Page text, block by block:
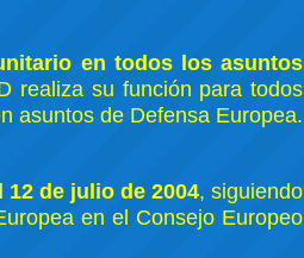
en todos los asuntos
realiza su función para todos
asuntos de Defensa Europea.
de julio de 2004, siguiendo
en el Consejo Europeo